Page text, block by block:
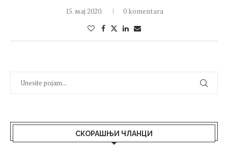
15. мај 2020. 0 komentara
СКОРАШЊИ ЧЛАНЦИ